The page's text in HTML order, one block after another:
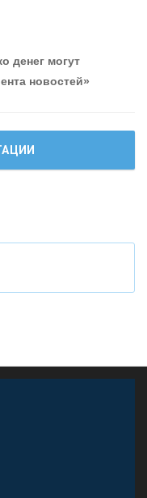
денег могут
новостей»